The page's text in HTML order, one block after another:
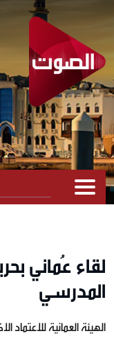
لقاء عُماني
المدرسي
الهيئة العمانية للاعتماد